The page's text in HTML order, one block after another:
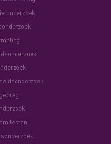
onderzoek
testen